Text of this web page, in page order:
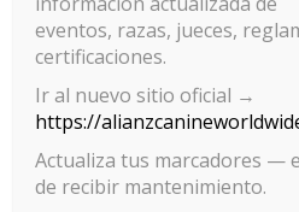
Gestionar el
de las cookies
eventos, razas, jueces,
certificaciones.
Ir al nuevo sitio oficial →
https://
Actualiza tus marcadores —
de recibir mantenimiento.